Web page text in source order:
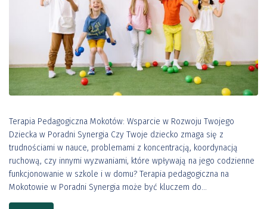
Terapia Pedagogiczna Mokotów: Wsparcie w Rozwoju Twojego
Dziecka w Poradni Synergia Czy Twoje dziecko zmaga się z
trudnościami w nauce, problemami z koncentracją, koordynacją
ruchową, czy innymi wyzwaniami, które wpływają na jego codzienne
funkcjonowanie w szkole i w domu? Terapia pedagogiczna na
Mokotowie w Poradni Synergia może być kluczem do...